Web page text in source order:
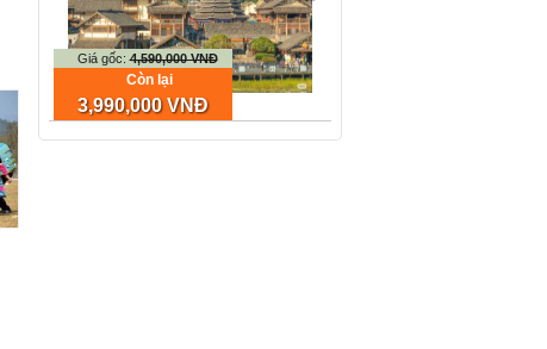
Giá gốc:4,590,000 VNĐ
Còn lại
3,990,000 VNĐ